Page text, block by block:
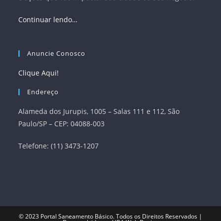
Continuar lendo…
Anuncie Conosco
Clique Aqui!
Endereço
Alameda dos Jurupis, 1005 – Salas 111 e 112, São
Paulo/SP – CEP: 04088-003
Telefone: (11) 3473-1207
© 2023 Portal Saneamento Básico. Todos os Direitos Reservados |